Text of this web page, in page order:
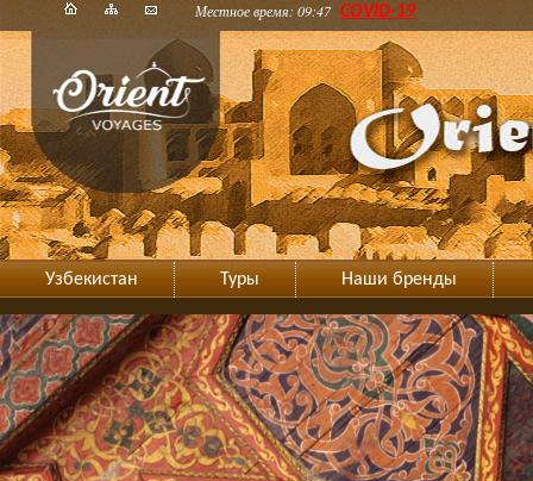
Местное время: 09:47 COVID-19
Узбекистан Туры Наши бренды